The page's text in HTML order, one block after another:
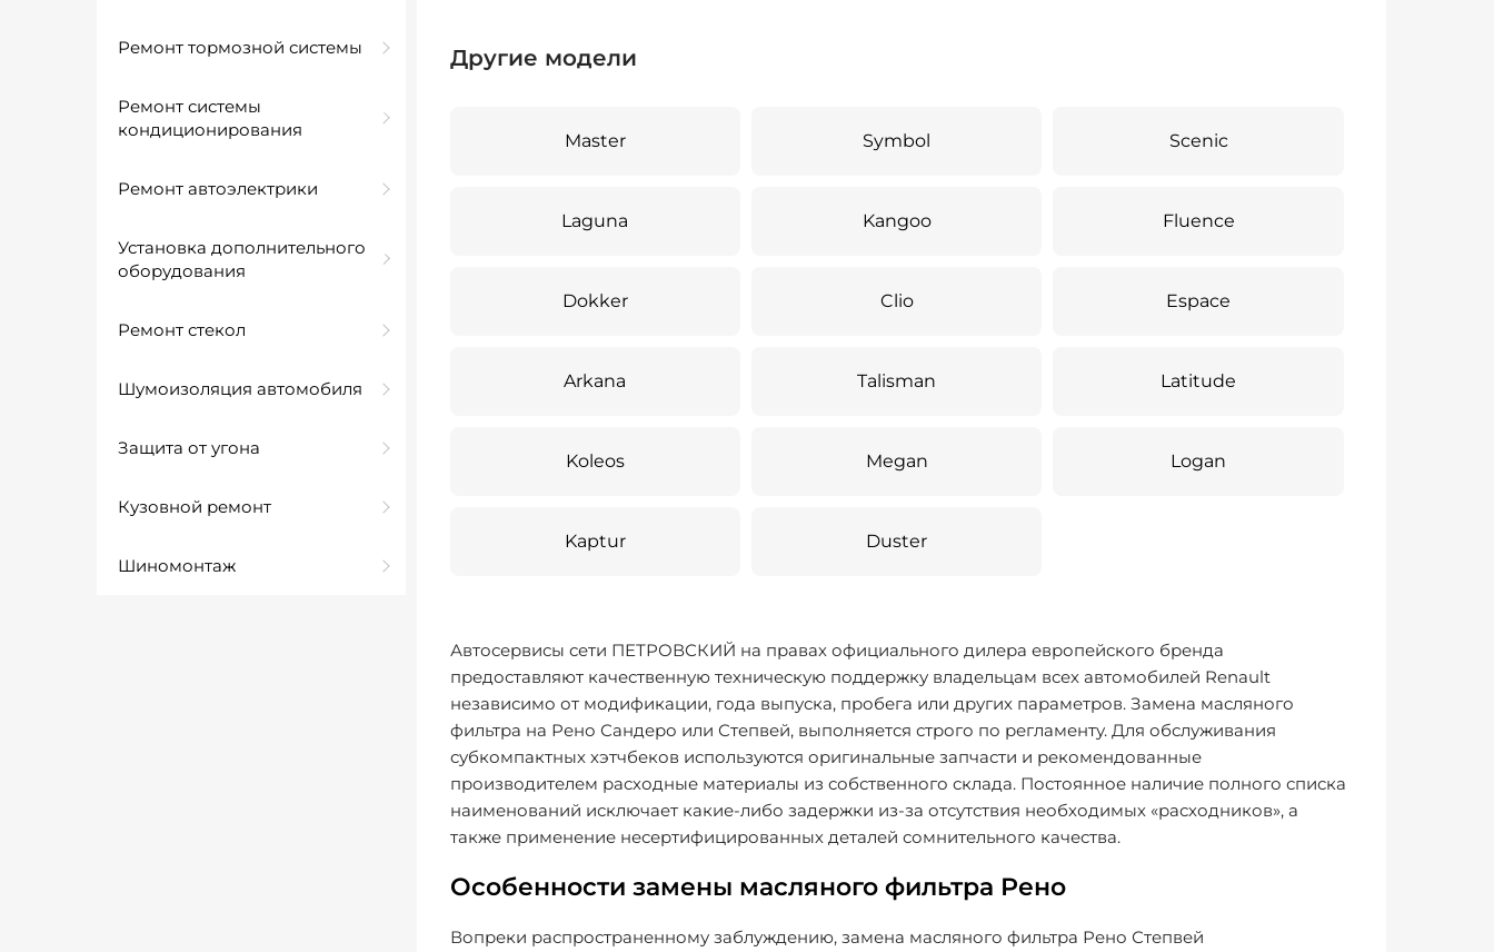
Ремонт тормозной системы
Ремонт системы
кондиционирования
Ремонт автоэлектрики
Установка дополнительного
оборудования
Ремонт стекол
Шумоизоляция автомобиля
Защита от угона
Кузовной ремонт
Шиномонтаж
Другие модели
Master Symbol Scenic
Laguna Kangoo Fluence
Dokker Clio Espace
Arkana Talisman Latitude
Koleos Megan Logan
Kaptur Duster
Автосервисы сети ПЕТРОВСКИЙ на правах официального дилера европейского бренда
предоставляют качественную техническую поддержку владельцам всех автомобилей Renault
независимо от модификации, года выпуска, пробега или других параметров. Замена масляного
фильтра на Рено Сандеро или Степвей, выполняется строго по регламенту. Для обслуживания
субкомпактных хэтчбеков используются оригинальные запчасти и рекомендованные
производителем расходные материалы из собственного склада. Постоянное наличие полного списка
наименований исключает какие-либо задержки из-за отсутствия необходимых «расходников», а
также применение несертифицированных деталей сомнительного качества.
Особенности замены масляного фильтра Рено
Вопреки распространенному заблуждению, замена масляного фильтра Рено Степвей